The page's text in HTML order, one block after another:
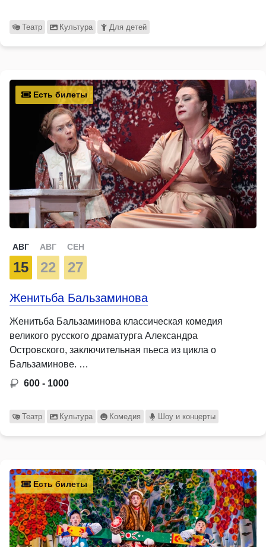
Театр Культура Для детей
Есть билеты
АВГ
15
АВГ
22
СЕН
27
Женитьба Бальзаминова
Женитьба Бальзаминова классическая комедия
великого русского драматурга Александра
Островского, заключительная пьеса из цикла о
Бальзаминове. …
600 - 1000
Театр Культура Комедия Шоу и концерты
Есть билеты